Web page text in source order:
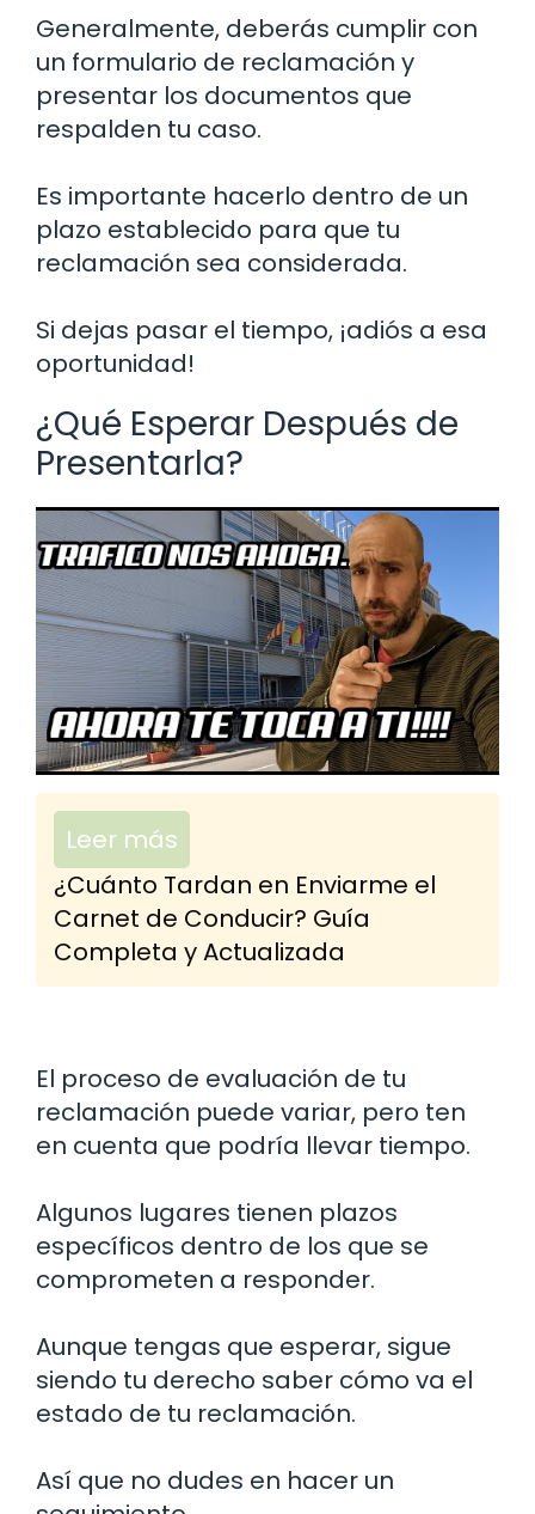
Generalmente, deberás cumplir con
un formulario de reclamación y
presentar los documentos que
respalden tu caso.
Es importante hacerlo dentro de un
plazo establecido para que tu
reclamación sea considerada.
Si dejas pasar el tiempo, ¡adiós a esa
oportunidad!
¿Qué Esperar Después de
Presentarla?
Leer más
¿Cuánto Tardan en Enviarme el
Carnet de Conducir? Guía
Completa y Actualizada
El proceso de evaluación de tu
reclamación puede variar, pero ten
en cuenta que podría llevar tiempo.
Algunos lugares tienen plazos
específicos dentro de los que se
comprometen a responder.
Aunque tengas que esperar, sigue
siendo tu derecho saber cómo va el
estado de tu reclamación.
Así que no dudes en hacer un